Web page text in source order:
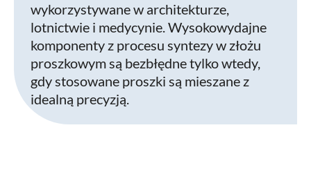
wykorzystywane w architekturze,
lotnictwie i medycynie. Wysokowydajne
komponenty z procesu syntezy w złożu
proszkowym są bezbłędne tylko wtedy,
gdy stosowane proszki są mieszane z
idealną precyzją.